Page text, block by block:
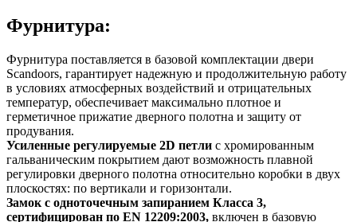
Фурнитура:
Фурнитура поставляется в базовой комплектации двери
Scandoors, гарантирует надежную и продолжительную работу
в условиях атмосферных воздействий и отрицательных
температур, обеспечивает максимально плотное и
герметичное прижатие дверного полотна и защиту от
продувания.
Усиленные регулируемые 2D петли с хромированным
гальваническим покрытием дают возможность плавной
регулировки дверного полотна относительно коробки в двух
плоскостях: по вертикали и горизонтали.
Замок с одноточечным запиранием Класса 3,
сертифицирован по EN 12209:2003, включен в базовую